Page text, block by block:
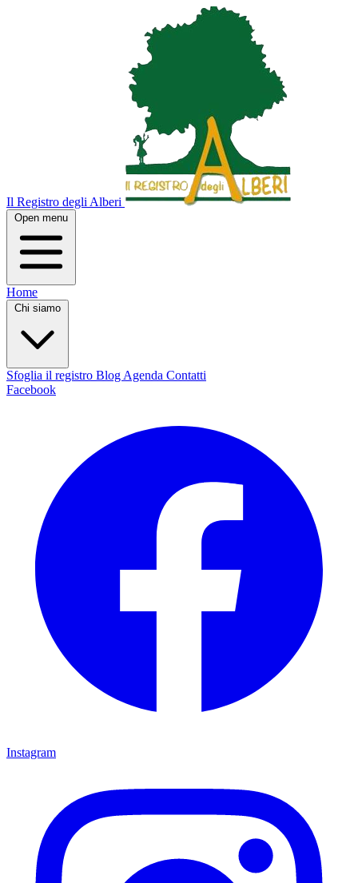
Il Registro degli Alberi
Open menu
Home
Chi siamo
Sfoglia il registro Blog Agenda Contatti
Facebook
Instagram